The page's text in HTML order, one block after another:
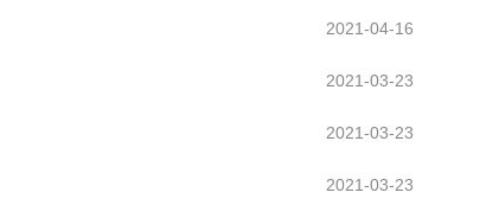
2021-04-16
2021-03-23
2021-03-23
2021-03-23